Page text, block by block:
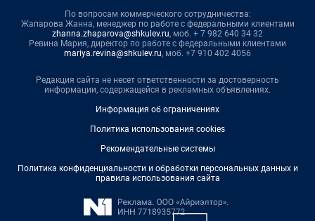
По вопросам коммерческого сотрудничества:
Жапарова Жанна, менеджер по работе с федеральными клиентами
zhanna.zhaparova@shkulev.ru, моб. + 7 982 640 34 32
Ревина Мария, директор по работе с федеральными клиентами
mariya.revina@shkulev.ru, моб. +7 910 402 4056
Редакция сайта не несет ответственности за достоверность
информации, содержащейся в рекламных объявлениях.
Информация об ограничениях
Политика использования cookies
Рекомендательные системы
Политика конфиденциальности и обработки персональных данных и
правила использования сайта